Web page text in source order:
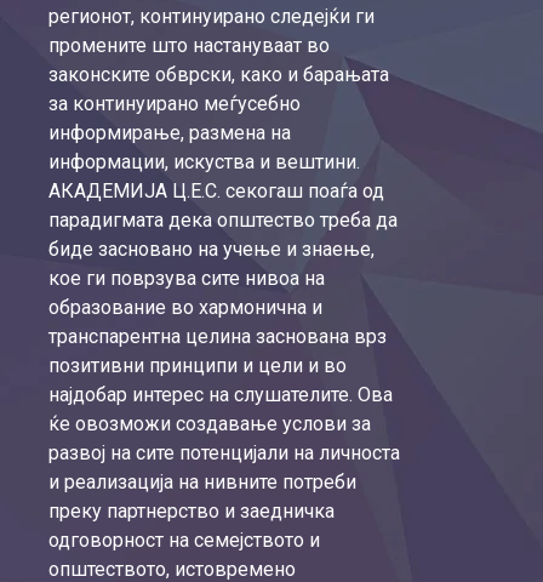
регионот, континуирано следејќи ги
промените што настануваат во
законските обврски, како и барањата
за континуирано меѓусебно
информирање, размена на
информации, искуства и вештини.
АКАДЕМИЈА Ц.Е.С. секогаш поаѓа од
парадигмата дека општество треба да
биде засновано на учење и знаење,
кое ги поврзува сите нивоа на
образование во хармонична и
транспарентна целина заснована врз
позитивни принципи и цели и во
најдобар интерес на слушателите. Ова
ќе овозможи создавање услови за
развој на сите потенцијали на личноста
и реализација на нивните потреби
преку партнерство и заедничка
одговорност на семејството и
општеството, истовремено